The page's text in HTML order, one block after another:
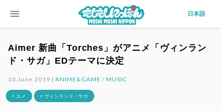
menu 日本語
Aimer 新曲「Torches」がアニメ「ヴィンラン
ド・サガ」EDテーマに決定
10.June.2019 |ANIME&GAME / MUSIC
# エメ # ヴィンランド・サガ